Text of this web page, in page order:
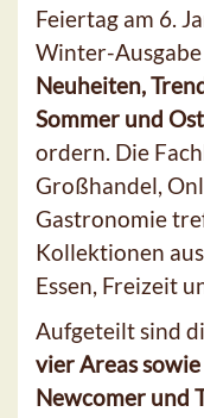
Feiertag am 6.
Winter-
Neuheiten,
Sommer und
ordern. Die
Großhandel,
Gastronomie
Kollektionen
Essen, Freizeit
Aufgeteilt sind
vier Areas
Newcomer und